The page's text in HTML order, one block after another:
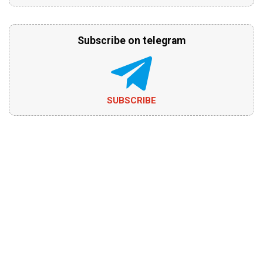
Subscribe on telegram
SUBSCRIBE